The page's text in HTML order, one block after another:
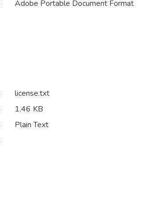
Adobe Portable Document Format
license.txt
1.46 KB
Plain Text